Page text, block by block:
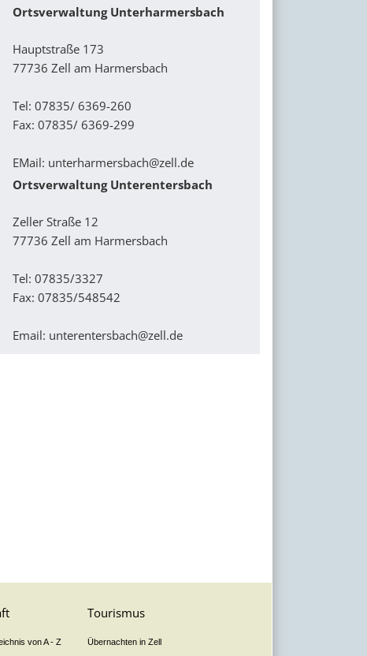
Ortsverwaltung Unterharmersbach
Hauptstraße 173
77736 Zell am Harmersbach
Tel: 07835/ 6369-260
Fax: 07835/ 6369-299
EMail: unterharmersbach@zell.de
Ortsverwaltung Unterentersbach
Zeller Straße 12
77736 Zell am Harmersbach
Tel: 07835/3327
Fax: 07835/548542
Email: unterentersbach@zell.de
von A - Z
Tourismus
Übernachten in Zell